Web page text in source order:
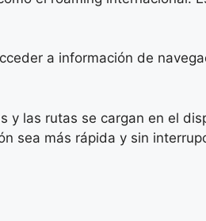
a información de
y las rutas se cargan en el
sea más rápida y sin